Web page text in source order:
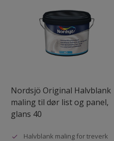
Nordsjö Original Halvblank
maling til dør list og panel,
glans 40
Halvblank maling for treverk